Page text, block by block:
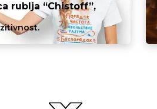
rublja “Chistoff”,